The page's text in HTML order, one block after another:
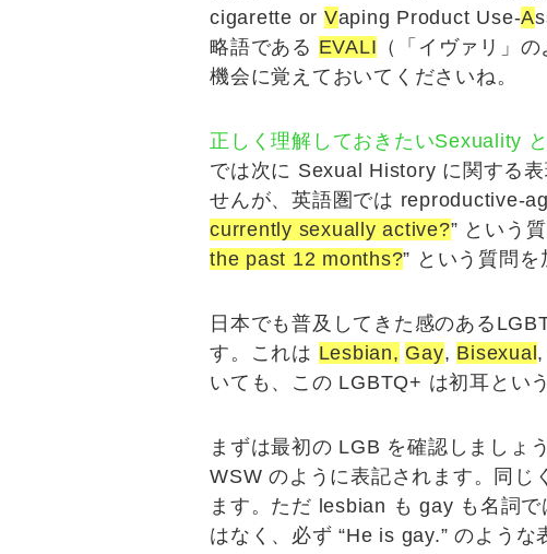
cigarette or Vaping Product Use-A
略語である EVALI （「イ ヴァ リ」
機会に覚えておいてくださいね。
正しく理解しておきたいSexuality
では次に Sexual History に関する
せんが、英語圏では reproductive-
currently sexually active?” という
the past 12 months?” という質問を
日本でも普及してきた感のある
す。これは Lesbian, Gay, Bisexual,
いても、この LGBTQ+ は初耳とい
まずは最初の LGB を確認しましょう
WSW のように表記されます。同じ
ます。ただ lesbian も gay も名詞
はなく、必ず “He is gay.” のような